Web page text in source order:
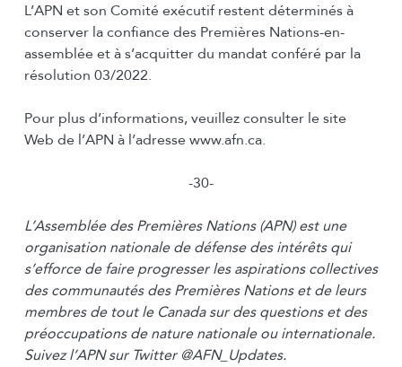
L’APN et son Comité exécutif restent déterminés à
conserver la confiance des Premières Nations-en-
assemblée et à s’acquitter du mandat conféré par la
résolution 03/2022.
Pour plus d’informations, veuillez consulter le site
Web de l’APN à l’adresse www.afn.ca.
-30-
L’Assemblée des Premières Nations (APN) est une
organisation nationale de défense des intérêts qui
s’efforce de faire progresser les aspirations collectives
des communautés des Premières Nations et de leurs
membres de tout le Canada sur des questions et des
préoccupations de nature nationale ou internationale.
Suivez l’APN sur Twitter @AFN_Updates.